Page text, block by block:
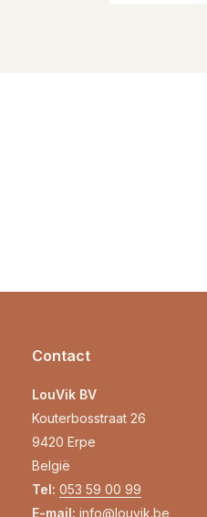
Contact
LouVik BV
Kouterbosstraat 26
9420 Erpe
België
Tel: 053 59 00 99
E-mail: info@louvik.be